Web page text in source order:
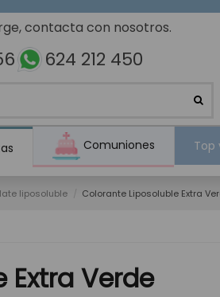
contacta con nosotros.
624 212 450
Comuniones Top
liposoluble Colorante Liposoluble Extra
Extra Verde